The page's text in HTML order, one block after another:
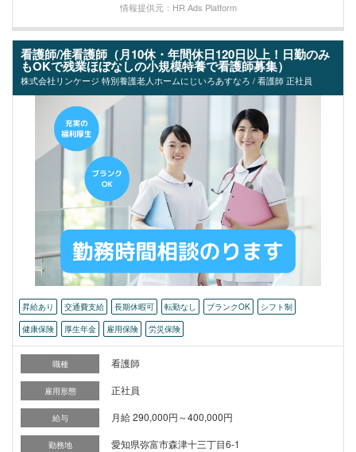
情報提供元：HR Ads Platform
看護師/准看護師（月10休・年間休日120日以上！日勤のみ
もOKで残業ほぼなしの小規模特養で看護師募集）
株式会社リンケージ 特別養護老人ホームにじいろあすなろ / 看護師 正社員
昇給あり 交通費支給 長期休暇可 転勤なし ブランクOK
シフト制
健康保険
厚生年金 雇用保険 労災保険
職種 看護師
雇用形態 正社員
給与 月給 290,000円～400,000円
勤務地 愛知県弥富市森津十三丁目6-1